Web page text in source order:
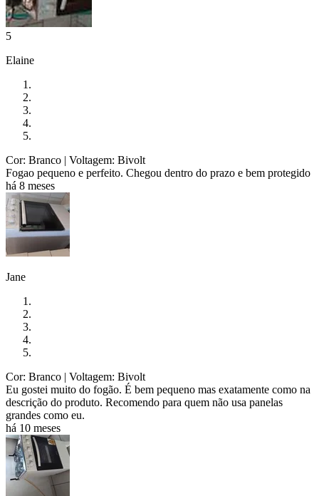
5
Elaine
Cor: Branco | Voltagem: Bivolt
Fogao pequeno e perfeito. Chegou dentro do prazo e bem protegido
há 8 meses
Jane
Cor: Branco | Voltagem: Bivolt
Eu gostei muito do fogão. É bem pequeno mas exatamente como na
descrição do produto. Recomendo para quem não usa panelas
grandes como eu.
há 10 meses